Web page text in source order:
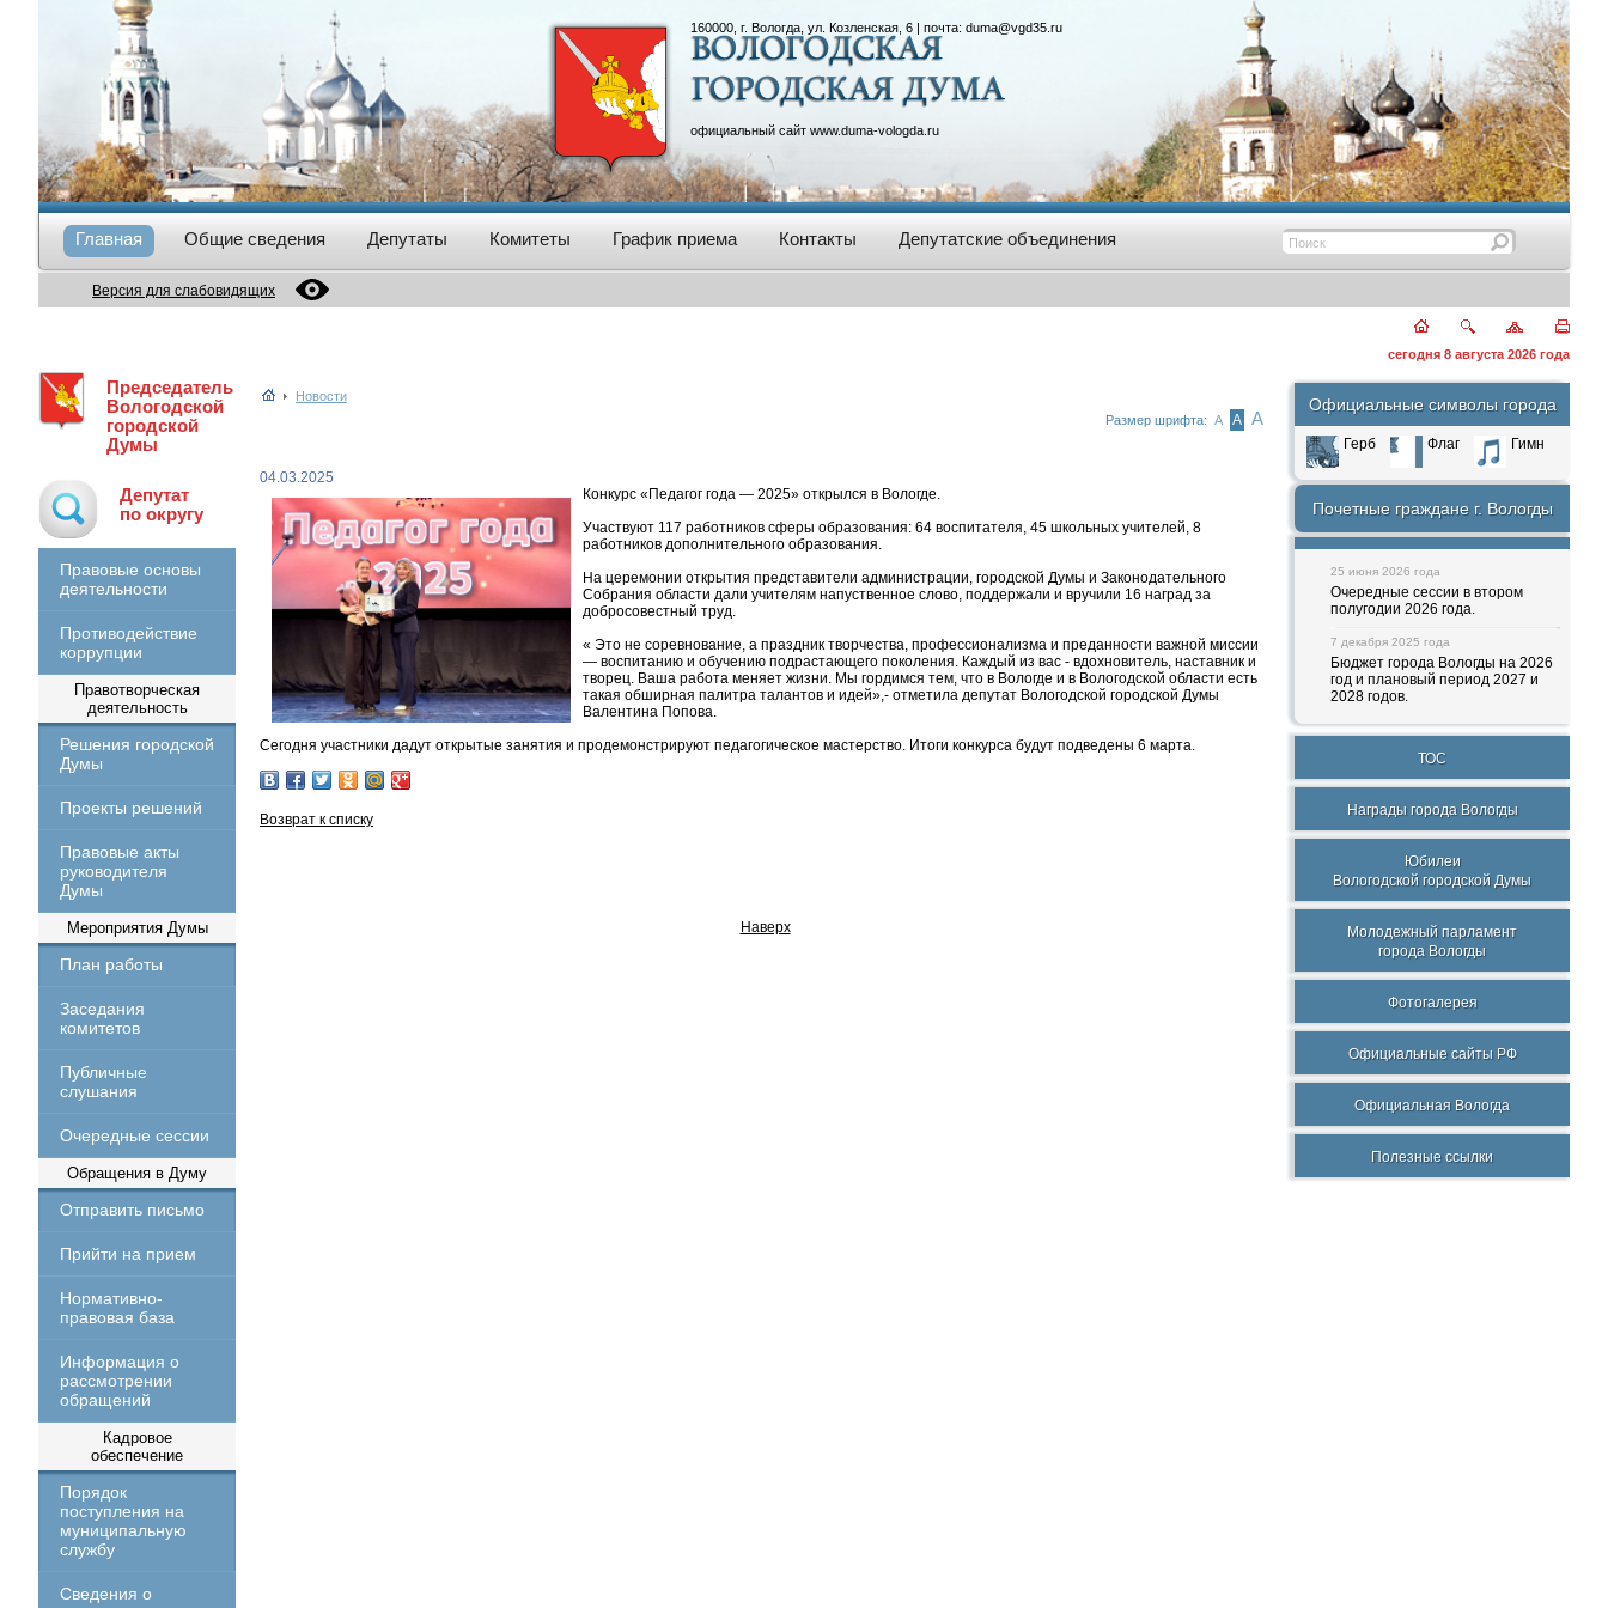
160000, г. Вологда, ул. Козленская, 6 | почта: duma@vgd35.ru
официальный сайт www.duma-vologda.ru
Главная Общие сведения Депутаты Комитеты График приема Контакты Депутатские объединения
Версия для слабовидящих
сегодня 8 августа 2026 года
Председатель
Вологодской
городской
Думы
Депутат
по округу
Правовые основы
деятельности
Противодействие
коррупции
Правотворческая
деятельность
Решения городской
Думы
Проекты решений
Правовые акты
руководителя
Думы
Мероприятия Думы
План работы
Заседания
комитетов
Публичные
слушания
Очередные сессии
Обращения в Думу
Отправить письмо
Прийти на прием
Нормативно-
правовая база
Информация о
рассмотрении
обращений
Кадровое
обеспечение
Порядок
поступления на
муниципальную
службу
Сведения о
Новости
Размер шрифта: А А А
04.03.2025
Конкурс «Педагог года — 2025» открылся в Вологде.
Участвуют 117 работников сферы образования: 64 воспитателя, 45 школьных учителей, 8
работников дополнительного образования.
На церемонии открытия представители администрации, городской Думы и Законодательного
Собрания области дали учителям напуственное слово, поддержали и вручили 16 наград за
добросовестный труд.
« Это не соревнование, а праздник творчества, профессионализма и преданности важной миссии
— воспитанию и обучению подрастающего поколения. Каждый из вас - вдохновитель, наставник и
творец. Ваша работа меняет жизни. Мы гордимся тем, что в Вологде и в Вологодской области есть
такая обширная палитра талантов и идей»,- отметила депутат Вологодской городской Думы
Валентина Попова.
Сегодня участники дадут открытые занятия и продемонстрируют педагогическое мастерство. Итоги конкурса будут подведены 6 марта.
Возврат к списку
Наверх
Официальные символы города
Герб Флаг Гимн
Почетные граждане г. Вологды
25 июня 2026 года
Очередные сессии в втором
полугодии 2026 года.
7 декабря 2025 года
Бюджет города Вологды на 2026
год и плановый период 2027 и
2028 годов.
ТОС
Награды города Вологды
Юбилеи
Вологодской городской Думы
Молодежный парламент
города Вологды
Фотогалерея
Официальные сайты РФ
Официальная Вологда
Полезные ссылки